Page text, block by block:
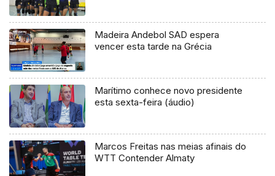
Madeira Andebol SAD espera
vencer esta tarde na Grécia
Marítimo conhece novo presidente
esta sexta-feira (áudio)
Marcos Freitas nas meias afinais do
WTT Contender Almaty